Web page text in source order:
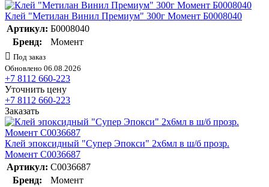
Клей "Метилан Винил Премиум" 300г Момент Б0008040
Артикул: Б0008040
Бренд:
Момент
Под заказ
Обновлено 06.08.2026
+7 8112 660-223
Уточнить цену
+7 8112 660-223
Заказать
Клей эпоксидный "Супер Эпокси" 2х6мл в ш/б прозр.
Момент C0036687
Артикул: C0036687
Бренд:
Момент